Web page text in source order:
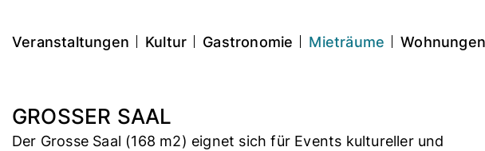
Inhalt
Hauptnavigation
Veranstaltungen Kultur Gastronomie Mieträume Wohnungen
GROSSER SAAL
GROSSER SAAL
Der Grosse Saal (168 m2) eignet sich für Events kultureller und